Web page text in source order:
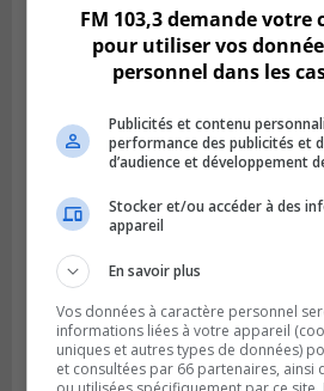
Publié le 2 août 2026 à 23h04
Rappel de quatre
Brossard
GREENFIELD PARK
FM 103,3 demande
pour utiliser vos
personnel dans les
Publicités et contenu
performance des publicités et
d’audience et développement
Stocker et/ou accéder à des
appareil
En savoir plus
Vos données à caractère personnel
informations liées à votre appareil
uniques et autres types de données)
et consultées par 66 partenaires, ainsi